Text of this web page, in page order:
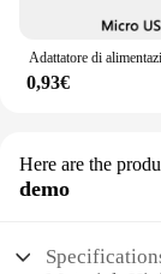
0,93€
Here are the
demo